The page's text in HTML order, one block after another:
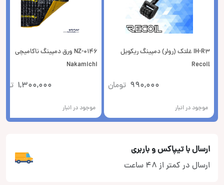
IH-R3 غلتک (رولر) دمپینگ ریکویل
Recoil
990,000 تومان
موجود در انبار
NZ-0146 ورق دمپینگ ناکامیچی
Nakamichi
1,300,000
موجود در انبار
ارسال با تیپاکس و باربری
ارسال در کمتر از 48 ساعت